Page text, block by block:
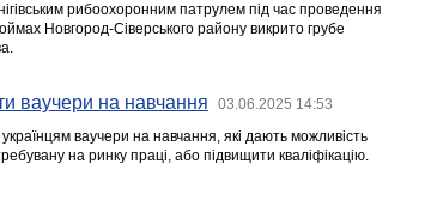
рибоохоронним патрулем під час проведення
Новгород-Сіверського району викрито грубе
ваучери на навчання 03.06.2025 14:53
ваучери на навчання, які дають можливість
на ринку праці, або підвищити кваліфікацію.